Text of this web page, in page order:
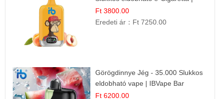
Friss Gyümölcs Íz
Ft 3800.00
Eredeti ár： Ft 7250.00
Görögdinnye Jég - 35.000 Slukkos
eldobható vape | IBVape Bar
Frissítő Nyári Íz
Ft 6200.00